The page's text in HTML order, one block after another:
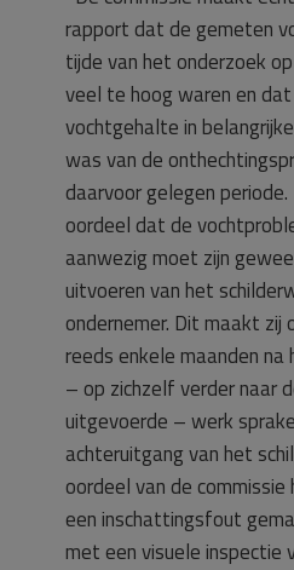
rapport dat de gemeten
tijde van het onderzoek
veel te hoog waren en
vochtgehalte in
was van de
daarvoor gelegen
oordeel dat de
aanwezig moet zijn
uitvoeren van het
ondernemer. Dit maakt
reeds enkele maanden
– op zichzelf verder naar
uitgevoerde – werk
achteruitgang van het
oordeel van de
een inschattingsfout
met een visuele inspectie